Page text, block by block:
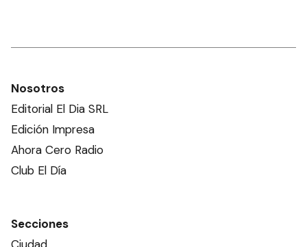
Nosotros
Editorial El Dia SRL
Edición Impresa
Ahora Cero Radio
Club El Día
Secciones